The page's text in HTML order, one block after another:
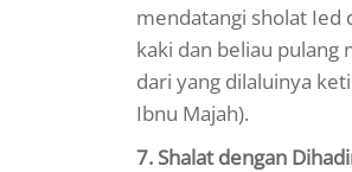
mendatangi sholat Ied
kaki dan beliau pulang
dari yang dilaluinya
Ibnu Majah).
7. Shalat dengan